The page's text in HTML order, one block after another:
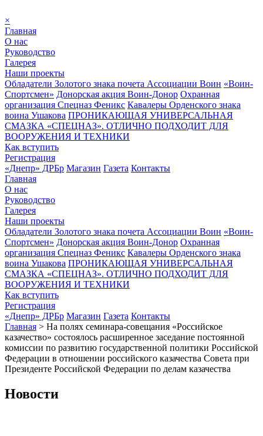
×
Главная
О нас
Руководство
Галерея
Наши проекты
Обладатели Золотого знака почета Ассоциации Воин «Воин-
Спортсмен» Донорская акция Воин-Донор Охранная
организация Спецназ Феникс Кавалеры Орденского знака
воина Ушакова ПРОНИКАЮЩАЯ УНИВЕРСАЛЬНАЯ
СМАЗКА «СПЕЦНАЗ». ОТЛИЧНО ПОДХОДИТ ДЛЯ
ВООРУЖЕНИЯ И ТЕХНИКИ
Как вступить
Регистрация
«Днепр» ДРБр Магазин Газета Контакты
Главная
О нас
Руководство
Галерея
Наши проекты
Обладатели Золотого знака почета Ассоциации Воин «Воин-
Спортсмен» Донорская акция Воин-Донор Охранная
организация Спецназ Феникс Кавалеры Орденского знака
воина Ушакова ПРОНИКАЮЩАЯ УНИВЕРСАЛЬНАЯ
СМАЗКА «СПЕЦНАЗ». ОТЛИЧНО ПОДХОДИТ ДЛЯ
ВООРУЖЕНИЯ И ТЕХНИКИ
Как вступить
Регистрация
«Днепр» ДРБр Магазин Газета Контакты
Главная > На полях семинара-совещания «Российское
казачество» состоялось расширенное заседание постоянной
комиссии по развитию государственной политики Российской
Федерации в отношении российского казачества Совета при
Президенте Российской Федерации по делам казачества
Новости